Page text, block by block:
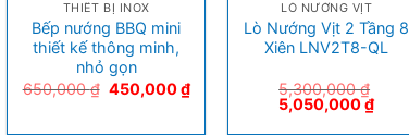
THIẾT BỊ INOX
Bếp nướng BBQ mini
thiết kế thông minh,
nhỏ gọn
650,000₫ 450,000₫
LÒ NƯỚNG VỊT
Lò Nướng Vịt 2 Tầng 8
Xiên LNV2T8-QL
5,300,000₫
5,050,000₫